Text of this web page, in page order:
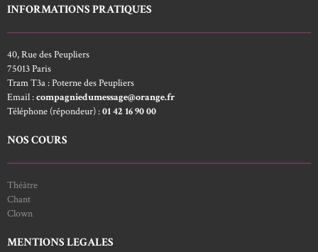
INFORMATIONS PRATIQUES
40, Rue des Peupliers
75013 Paris
Tram T3a : Poterne des Peupliers
Email :compagniedumessage@orange.fr
Téléphone (répondeur) :01 42 16 90 00
NOS COURS
Théâtre
Chant
Clown
MENTIONS LEGALES